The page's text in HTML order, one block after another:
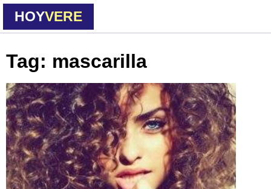
HOYVERE
Tag: mascarilla